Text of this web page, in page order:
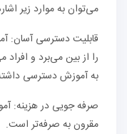
می‌توان به موارد زیر
قابلیت دسترسی آسان:
را از بین می‌برد و
به آموزش دسترسی
صرفه جویی در هزینه:
مقرون به صرفه‌تر است.